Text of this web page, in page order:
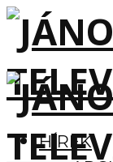
HÍREK